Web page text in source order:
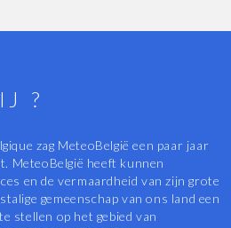
?
zag MeteoBelgië een paar jaar
MeteoBelgië heeft kunnen
en de vermaardheid van zijn grote
gemeenschap van ons land een
stellen op het gebied van